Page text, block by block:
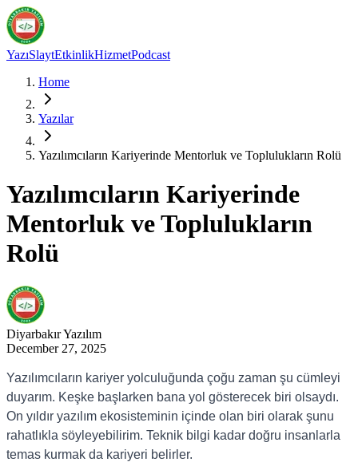
YazıSlaytEtkinlikHizmetPodcast
Home
Yazılar
Yazılımcıların Kariyerinde Mentorluk ve Toplulukların Rolü
Yazılımcıların Kariyerinde
Mentorluk ve Toplulukların
Rolü
DiyarbakırYazılım
December 27, 2025
Yazılımcıların kariyer yolculuğunda çoğu zaman şu cümleyi
duyarım. Keşke başlarken bana yol gösterecek biri olsaydı.
On yıldır yazılım ekosisteminin içinde olan biri olarak şunu
rahatlıkla söyleyebilirim. Teknik bilgi kadar doğru insanlarla
temas kurmak da kariyeri belirler.